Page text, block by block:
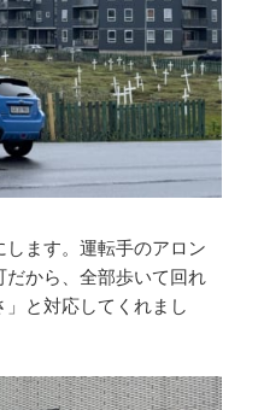
ます。運転手のアロン
だから、全部歩いて回れ
と対応してくれまし